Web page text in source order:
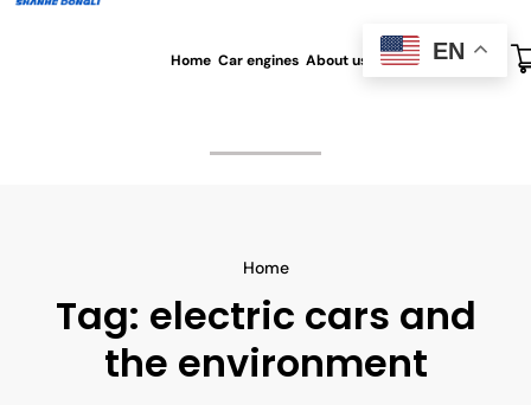
Home Car engines About us All blog Contact us
Home
Tag: electric cars and
the environment
EN